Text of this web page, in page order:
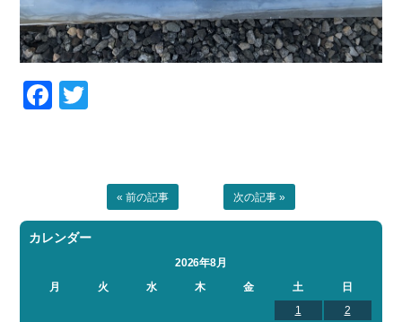
Facebook
« 前の記事 次の記事 »
カレンダー
2026年8月
月
火 水 木 金 土
日
1
2